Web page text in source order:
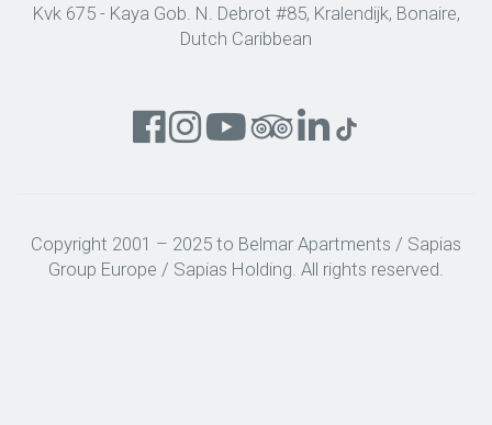
Kvk 675 - Kaya Gob. N. Debrot #85, Kralendijk, Bonaire,
Dutch Caribbean
Copyright 2001 – 2025 to Belmar Apartments / Sapias
Group Europe / Sapias Holding. All rights reserved.